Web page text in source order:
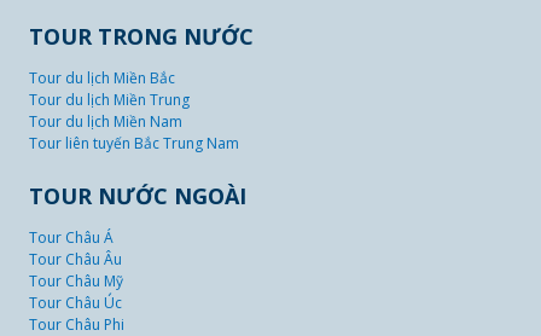
TOUR TRONG NƯỚC
Tour du lịch Miền Bắc
Tour du lịch Miền Trung
Tour du lịch Miền Nam
Tour liên tuyến Bắc Trung Nam
TOUR NƯỚC NGOÀI
Tour Châu Á
Tour Châu Âu
Tour Châu Mỹ
Tour Châu Úc
Tour Châu Phi